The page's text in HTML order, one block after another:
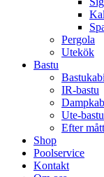
Pergola
Utekök
Bastu
IR-bastu
Ute-bastu
Efter mått
Shop
Poolservice
Kontakt